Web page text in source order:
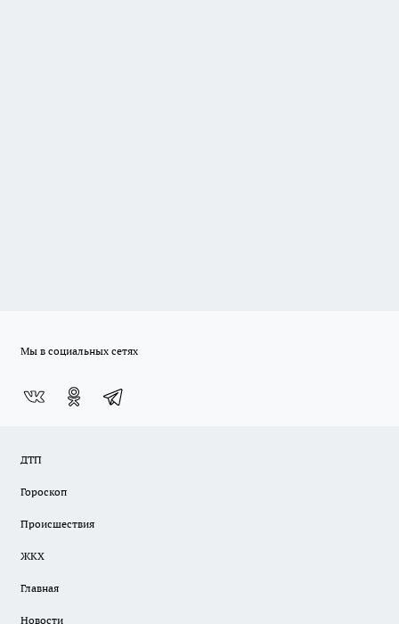
Мы в социальных сетях
ДТП
Гороскоп
Происшествия
ЖКХ
Главная
Новости